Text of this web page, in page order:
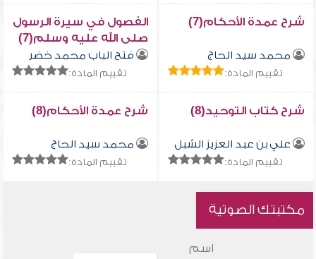
شرح عمدة الأحكام(7)
محمد سيد الحاج
تقييم المادة:
الفصول في سيرة الرسول
صلى الله عليه وسلم(7)
فتح الباب محمد خضر
تقييم المادة:
شرح كتاب التوحيد(8)
علي بن عبد العزيز الشبل
تقييم المادة:
شرح عمدة الأحكام(8)
محمد سيد الحاج
تقييم المادة:
مكتبتك الصوتية
اسم